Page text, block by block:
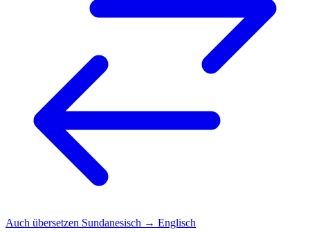
Auch übersetzen Sundanesisch → Englisch